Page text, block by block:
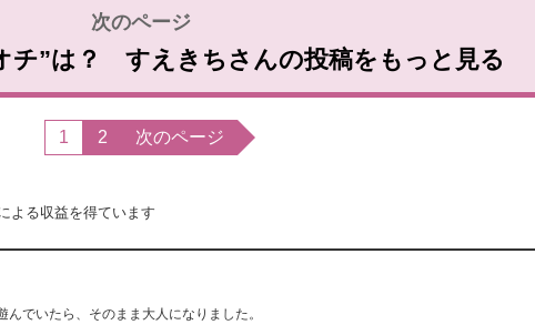
チ”は？ すえきちさんの投稿をもっと見る
1 2 次のページ
よる収益を得ています
でいたら、そのまま大人になりました。